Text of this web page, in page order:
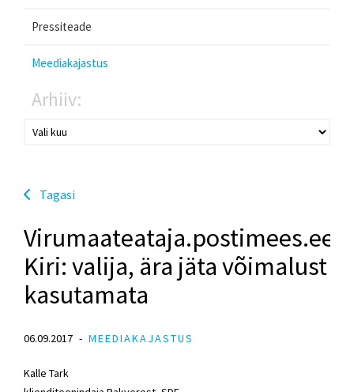
Pressiteade
Meediakajastus
Arhiiv:
Tagasi
Virumaateataja.postimees.ee:
Kiri: valija, ära jäta võimalust
kasutamata
06.09.2017 MEEDIAKAJASTUS
Kalle Tark